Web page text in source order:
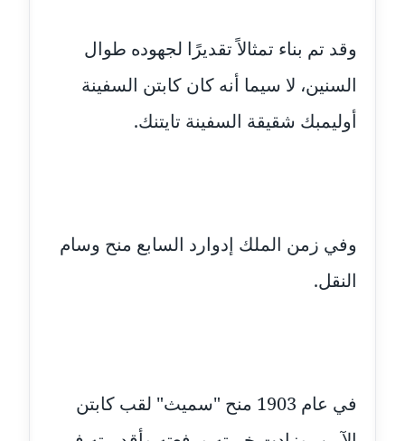
عاملة
مدونة أماني بالحاج
معلق
مدونة أماني عز الدين
عاملة
مدونة أمل درويش
وقد تم بناء تمثالاً تقديرًا لجهوده طوال
السنين، لا سيما أنه كان كابتن السفينة
أوليمبك شقيقة السفينة تايتنك.
وفي زمن الملك إدوارد السابع منح وسام
النقل.
في عام 1903 منح "سميث" لقب كابتن